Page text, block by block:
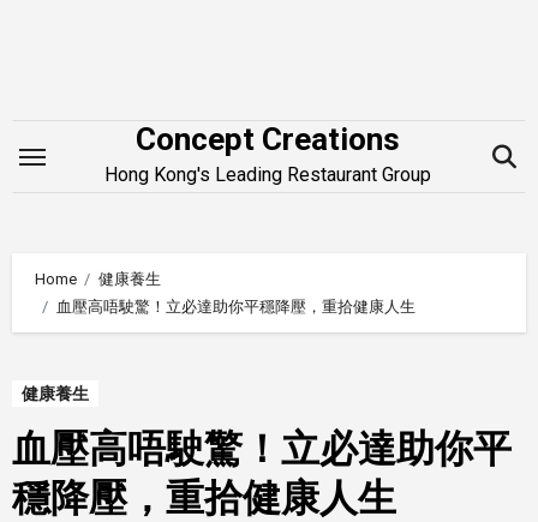
Concept Creations
Hong Kong's Leading Restaurant Group
Home
健康養生
血壓高唔駛驚！立必達助你平穩降壓，重拾健康人生
健康養生
血壓高唔駛驚！立必達助你平
穩降壓，重拾健康人生